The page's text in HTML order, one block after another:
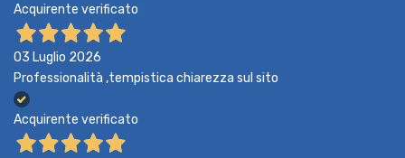
Acquirente verificato
03 Luglio 2026
Professionalità ,tempistica chiarezza sul sito
Acquirente verificato